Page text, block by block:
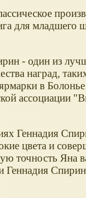
для младшего
- один из
наград,
в
Геннадия
цвета и
точность Яна